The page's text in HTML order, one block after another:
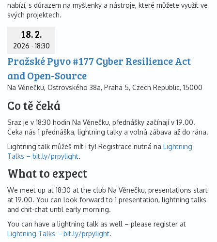
nabízí, s důrazem na myšlenky a nástroje, které můžete využít ve
svých projektech.
18. 2.
2026 · 18:30
Pražské Pyvo #177 Cyber Resilience Act
and Open-Source
Na Věnečku, Ostrovského 38a, Praha 5, Czech Republic, 15000
Co tě čeká
Sraz je v 18:30 hodin Na Věnečku, přednášky začínají v 19.00.
Čeka nás 1 přednáška, lightning talky a volná zábava až do rána.
Lightning talk můžeš mít i ty! Registrace nutná na Lightning
Talks – bit.ly/prpylight.
What to expect
We meet up at 18:30 at the club Na Věnečku, presentations start
at 19.00. You can look forward to 1 presentation, lightning talks
and chit-chat until early morning.
You can have a lightning talk as well – please register at
Lightning Talks – bit.ly/prpylight.